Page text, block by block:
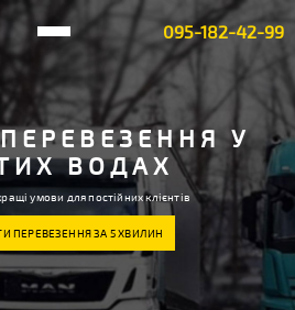
095-182-42-99
У
ВОДАХ
умови для постійних клієнтів
ПЕРЕВЕЗЕННЯ ЗА 5 ХВИЛИН